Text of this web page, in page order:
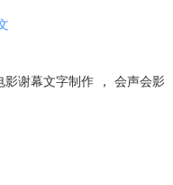
口进入输入状态，把事先复
阴影”“透明度”等选项，将文
“类型”中选择“飞行”效果。
中选好文字运动方式。
影谢幕文字制作 ，
会声会影